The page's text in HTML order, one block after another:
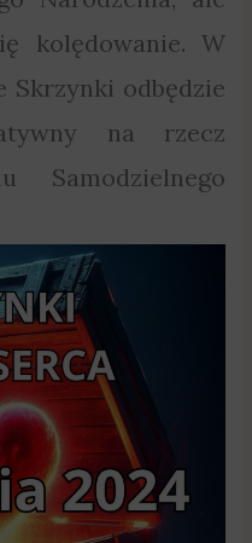
kolędowanie. W
odbędzie
na rzecz
Samodzielnego